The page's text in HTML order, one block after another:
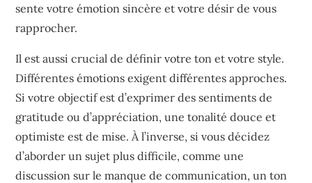
sente votre émotion sincère et votre désir de vous
rapprocher.
Il est aussi crucial de définir votre ton et votre style.
Différentes émotions exigent différentes approches.
Si votre objectif est d’exprimer des sentiments de
gratitude ou d’appréciation, une tonalité douce et
optimiste est de mise. À l’inverse, si vous décidez
d’aborder un sujet plus difficile, comme une
discussion sur le manque de communication, un ton